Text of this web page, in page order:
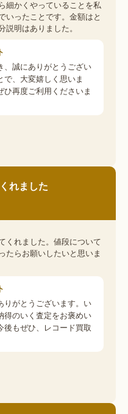
細かくやっていることを私
いったことです。金額はと
明はありました。
、誠にありがとうござい
で、大変嬉しく思いま
再度ご利用くださいま
れました
くれました。値段について
たらお願いしたいと思いま
りがとうございます。い
得のいく査定をお褒めい
もぜひ、レコード買取